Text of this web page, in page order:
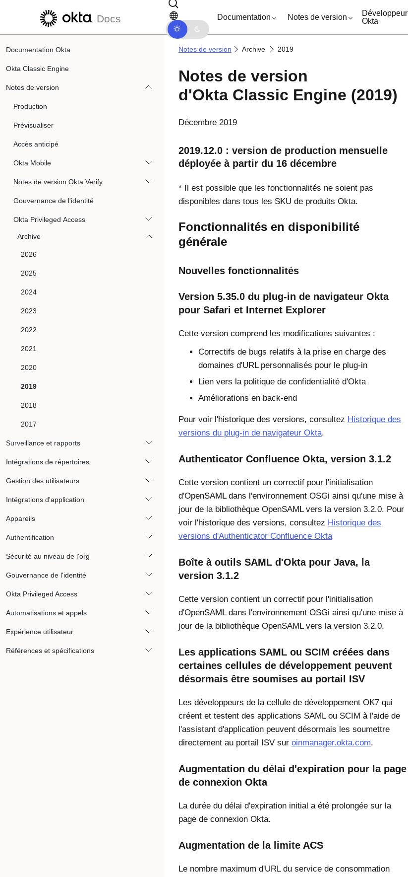
Passer au contenu principal Passer à la navigation dans les documents
Docs Documentation Notes de version
Développeur
Okta
Documentation Okta
Okta Classic Engine
Notes de version
Production
Prévisualiser
Accès anticipé
Okta Mobile
Notes de version Okta Verify
Gouvernance de l'identité
Okta Privileged Access
Archive
2026
2025
2024
2023
2022
2021
2020
2019
2018
2017
Surveillance et rapports
Intégrations de répertoires
Gestion des utilisateurs
Intégrations d'application
Appareils
Authentification
Sécurité au niveau de l'org
Gouvernance de l'identité
Okta Privileged Access
Automatisations et appels
Expérience utilisateur
Références et spécifications
Notes de version Archive 2019
Notes de version
d'Okta Classic Engine (2019)
Décembre 2019
2019.12.0 : version de production mensuelle
déployée à partir du 16 décembre
* Il est possible que les fonctionnalités ne soient pas
disponibles dans tous les SKU de produits Okta.
Fonctionnalités en disponibilité
générale
Nouvelles fonctionnalités
Version 5.35.0 du plug-in de navigateur Okta
pour Safari et Internet Explorer
Cette version comprend les modifications suivantes :
Correctifs de bugs relatifs à la prise en charge des
domaines d'URL personnalisés pour le plug-in
Lien vers la politique de confidentialité d'Okta
Améliorations en back-end
Pour voir l'historique des versions, consultez Historique des
versions du plug-in de navigateur Okta.
Authenticator Confluence Okta, version 3.1.2
Cette version contient un correctif pour l'initialisation
d'OpenSAML dans l'environnement OSGi ainsi qu'une mise à
jour de la bibliothèque OpenSAML vers la version 3.2.0. Pour
voir l'historique des versions, consultez Historique des
versions d'Authenticator Confluence Okta
Boîte à outils SAML d'Okta pour Java, la
version 3.1.2
Cette version contient un correctif pour l'initialisation
d'OpenSAML dans l'environnement OSGi ainsi qu'une mise à
jour de la bibliothèque OpenSAML vers la version 3.2.0.
Les applications SAML ou SCIM créées dans
certaines cellules de développement peuvent
désormais être soumises au portail ISV
Les développeurs de la cellule de développement OK7 qui
créent et testent des applications SAML ou SCIM à l'aide de
l'assistant d'application peuvent désormais les soumettre
directement au portail ISV sur oinmanager.okta.com.
Augmentation du délai d'expiration pour la page
de connexion Okta
La durée du délai d'expiration initial a été prolongée sur la
page de connexion Okta.
Augmentation de la limite ACS
Le nombre maximum d'URL du service de consommation